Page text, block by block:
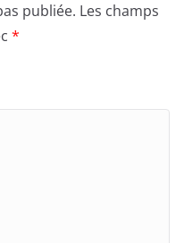
publiée. Les champs
*